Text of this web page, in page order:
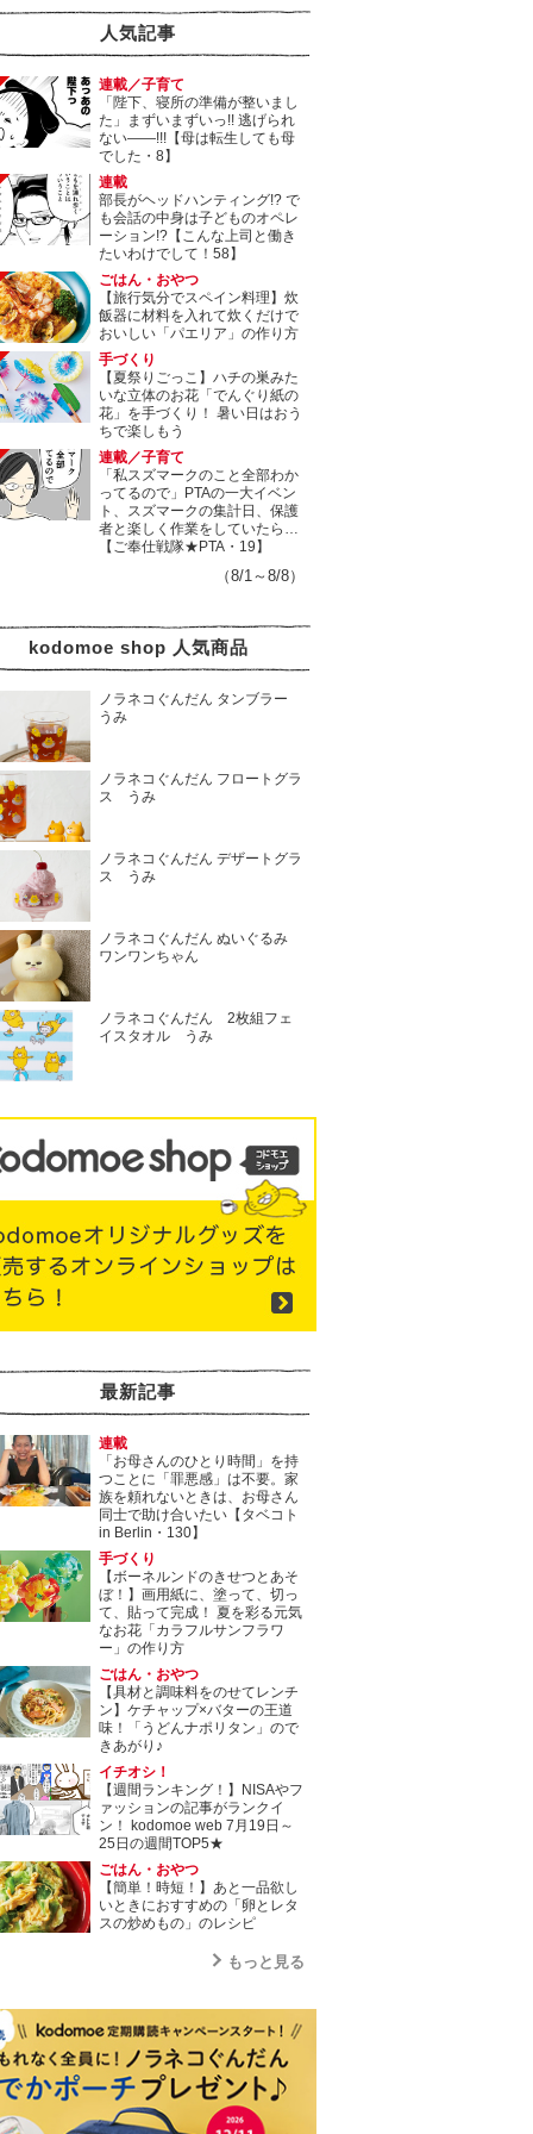
人気記事
連載／子育て
「陛下、寝所の準備が整いまし
た」まずいまずいっ!! 逃げられ
ない――!!!【母は転生しても母
でした・8】
連載
部長がヘッドハンティング!? で
も会話の中身は子どものオペレ
ーション!?【こんな上司と働き
たいわけでして！58】
ごはん・おやつ
【旅行気分でスペイン料理】炊
飯器に材料を入れて炊くだけで
おいしい「パエリア」の作り方
手づくり
【夏祭りごっこ】ハチの巣みた
いな立体のお花「でんぐり紙の
花」を手づくり！ 暑い日はおう
ちで楽しもう
連載／子育て
「私スズマークのこと全部わか
ってるので」PTAの一大イベン
ト、スズマークの集計日、保護
者と楽しく作業をしていたら…
【ご奉仕戦隊★PTA・19】
（8/1～8/8）
kodomoe shop 人気商品
ノラネコぐんだん タンブラー
うみ
ノラネコぐんだん フロートグラ
ス うみ
ノラネコぐんだん デザートグラ
ス うみ
ノラネコぐんだん ぬいぐるみ
ワンワンちゃん
ノラネコぐんだん 2枚組フェ
イスタオル うみ
最新記事
連載
「お母さんのひとり時間」を持
つことに「罪悪感」は不要。家
族を頼れないときは、お母さん
同士で助け合いたい【タベコト
in Berlin・130】
手づくり
【ボーネルンドのきせつとあそ
ぼ！】画用紙に、塗って、切っ
て、貼って完成！ 夏を彩る元気
なお花「カラフルサンフラワ
ー」の作り方
ごはん・おやつ
【具材と調味料をのせてレンチ
ン】ケチャップ×バターの王道
味！「うどんナポリタン」ので
きあがり♪
イチオシ！
【週間ランキング！】NISAやフ
ァッションの記事がランクイ
ン！ kodomoe web 7月19日～
25日の週間TOP5★
ごはん・おやつ
【簡単！時短！】あと一品欲し
いときにおすすめの「卵とレタ
スの炒めもの」のレシピ
もっと見る